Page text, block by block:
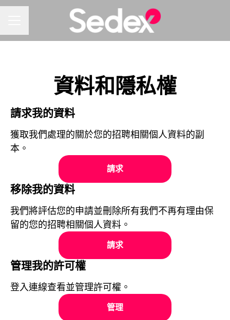
資料和隱私權
請求我的資料
獲取我們處理的關於您的招聘相關個人資料的副
本。
請求
移除我的資料
我們將評估您的申請並刪除所有我們不再有理由保
留的您的招聘相關個人資料。
請求
管理我的許可權
登入連線查看並管理許可權。
管理